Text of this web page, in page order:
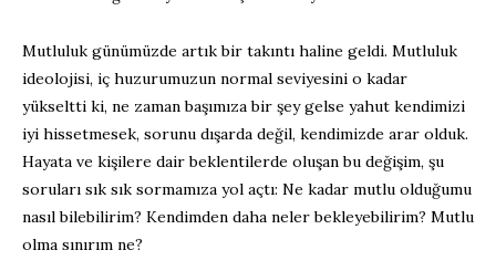
Mutluluk günümüzde artık bir takıntı haline geldi. Mutluluk
ideolojisi, iç huzurumuzun normal seviyesini o kadar
yükseltti ki, ne zaman başımıza bir şey gelse yahut kendimizi
iyi hissetmesek, sorunu dışarda değil, kendimizde arar olduk.
Hayata ve kişilere dair beklentilerde oluşan bu değişim, şu
soruları sık sık sormamıza yol açtı: Ne kadar mutlu olduğumu
nasıl bilebilirim? Kendimden daha neler bekleyebilirim? Mutlu
olma sınırım ne?